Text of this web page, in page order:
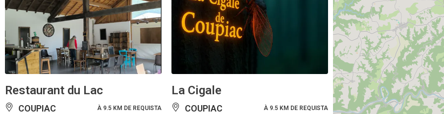
Restaurant du Lac
COUPIAC À 9.5 KM DE REQUISTA
La Cigale
COUPIAC À 9.5 KM DE REQUISTA